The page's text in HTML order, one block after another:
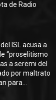
de Radio
ISL acusa a
“proselitismo
a seremi del
por maltrato
para...